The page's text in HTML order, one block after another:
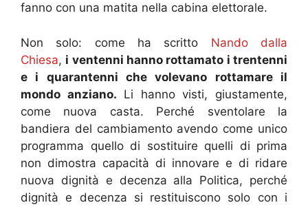
fanno con una matita nella cabina elettorale.
Non solo: come ha scritto Nando dalla
Chiesa, i ventenni hanno rottamato i trentenni
e i quarantenni che volevano rottamare il
mondo anziano. Li hanno visti, giustamente,
come nuova casta. Perché sventolare la
bandiera del cambiamento avendo come unico
programma quello di sostituire quelli di prima
non dimostra capacità di innovare e di ridare
nuova dignità e decenza alla Politica, perché
dignità e decenza si restituiscono solo con i